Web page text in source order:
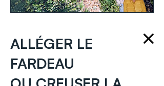
ALLÉGER LE
FARDEAU‌‌